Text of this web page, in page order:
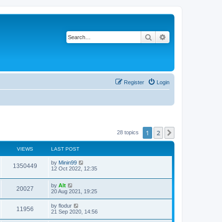
Search
Login
Register
28 topics 1 2
VIEWS LAST POST
1350449V
i
L
a
t
p
o
s
t
by Minin99
12 Oct 2022, 12:35
20027V
i
L
a
t
p
o
s
by Alt
20 Aug 2021, 19:25
11956V
L
a
by flodur
21 Sep 2020, 14:56